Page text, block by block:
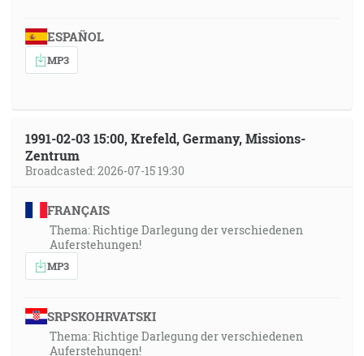
ESPAÑOL
MP3
1991-02-03 15:00, Krefeld, Germany, Missions-
Zentrum
Broadcasted: 2026-07-15 19:30
FRANÇAIS
Thema: Richtige Darlegung der verschiedenen
Auferstehungen!
MP3
SRPSKOHRVATSKI
Thema: Richtige Darlegung der verschiedenen
Auferstehungen!